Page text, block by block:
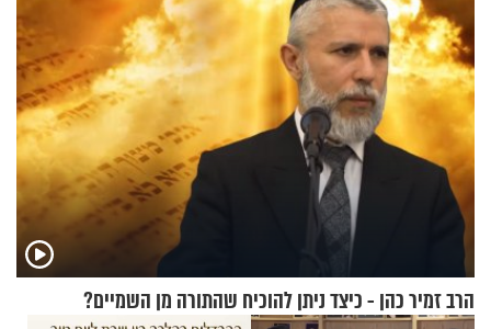
הרב זמיר כהן - כיצד ניתן להוכיח שהתורה מן השמיים?